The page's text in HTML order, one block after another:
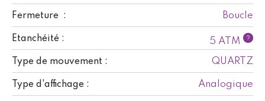
Fermeture : Boucle
Etanchéité : 5 ATM ?
Type de mouvement : QUARTZ
Type d'affichage : Analogique